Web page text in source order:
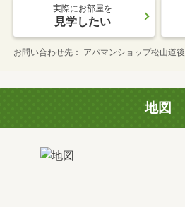
実際にお部屋を
見学したい
お問い合わせ先 アパマンショップ松山道
地図